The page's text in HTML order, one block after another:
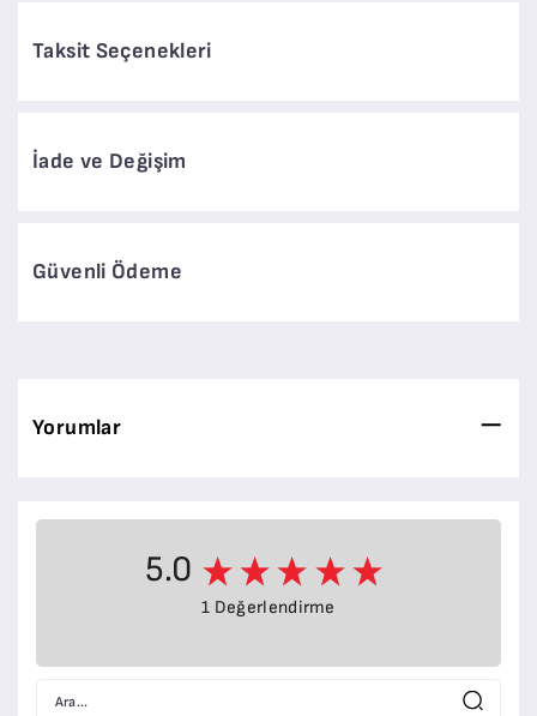
Taksit Seçenekleri
İade ve Değişim
Güvenli Ödeme
Yorumlar
5.0
1 Değerlendirme